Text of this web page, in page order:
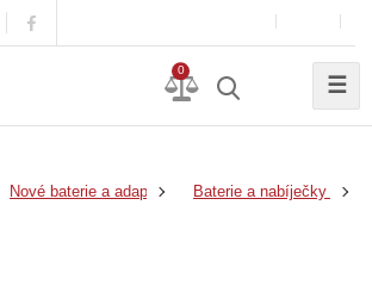
0
☰
Nové baterie a adaptéry Baterie a nabíječky do